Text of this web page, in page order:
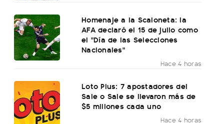
Homenaje a la Scaloneta: la
AFA declaró el 15 de julio como
el "Día de las Selecciones
Nacionales"
Hace 4 horas
Loto Plus: 7 apostadores del
Sale o Sale se llevaron más de
$5 millones cada uno
Hace 4 horas